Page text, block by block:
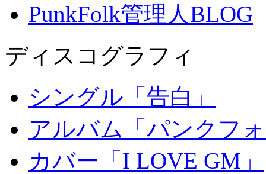
PunkFolk管理人BLOG
ディスコグラフィ
シングル「告白」
アルバム「パンクフ
カバー「I LOVE GM」